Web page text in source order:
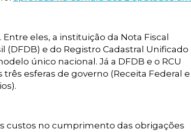
eles, a instituição da Nota Fiscal
(DFDB) e do Registro Cadastral Unificado
único nacional. Já a DFDB e o RCU
esferas de governo (Receita Federal e
custos no cumprimento das obrigações